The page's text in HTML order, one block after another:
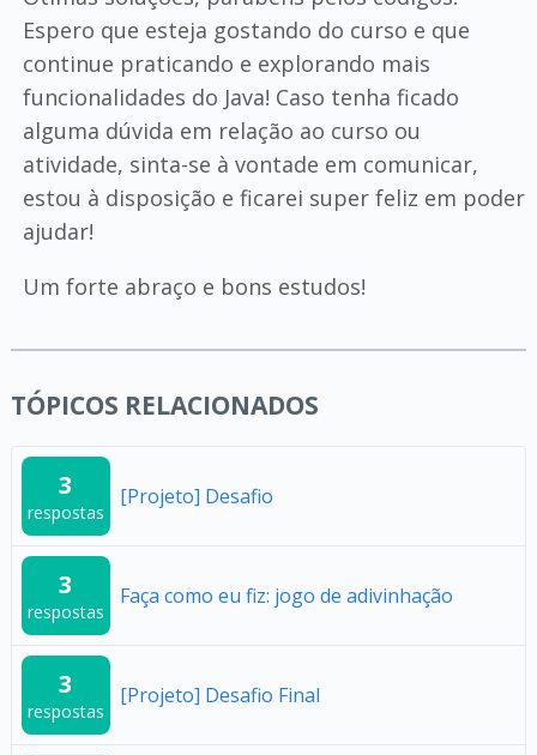
Espero que esteja gostando do curso e que
continue praticando e explorando mais
funcionalidades do Java! Caso tenha ficado
alguma dúvida em relação ao curso ou
atividade, sinta-se à vontade em comunicar,
estou à disposição e ficarei super feliz em poder
ajudar!
Um forte abraço e bons estudos!
TÓPICOS RELACIONADOS
3
respostas
[Projeto] Desafio
3
respostas
Faça como eu fiz: jogo de adivinhação
3
respostas
[Projeto] Desafio Final